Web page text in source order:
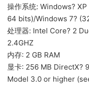
操作系统: Windows?
64 bits)/Windows 7?
处理器: Intel Core? 2
2.4GHZ
内存: 2 GB RAM
显卡: 256 MB DirectX?
Model 3.0 or higher